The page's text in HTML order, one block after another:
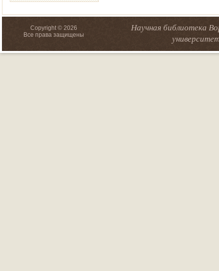
Copyright © 2026
Все права защищены
Научная библиотека